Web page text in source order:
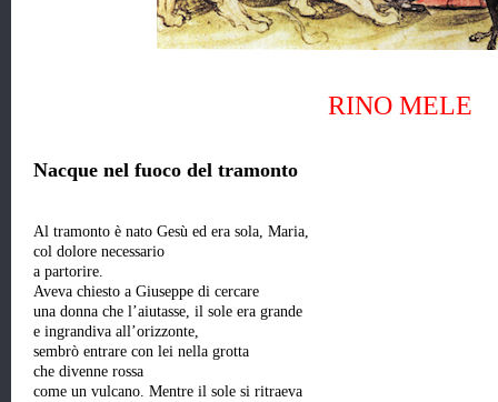
RINO MELE
Nacque nel fuoco del tramonto
Al tramonto è nato Gesù ed era sola, Maria,
col dolore necessario
a partorire.
Aveva chiesto a Giuseppe di cercare
una donna che l’aiutasse, il sole era grande
e ingrandiva all’orizzonte,
sembrò entrare con lei nella grotta
che divenne rossa
come un vulcano. Mentre il sole si ritraeva